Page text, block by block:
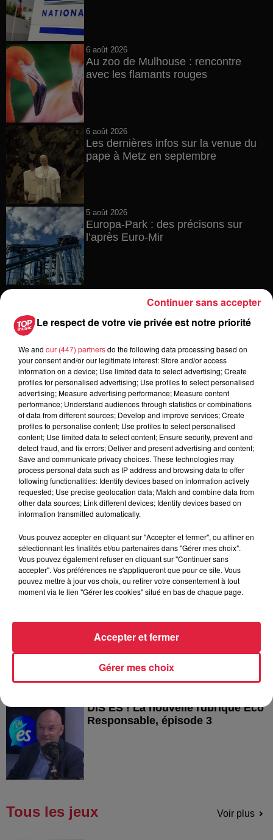
6 août 2026
Au zoo de Mulhouse : rencontre
avec les flamants rouges
6 août 2026
Les dernières infos sur la venue du
pape à Metz en septembre
5 août 2026
Europa-Park : des précisons sur
l’après Euro-Mir
Dans la même série
DIS ES - J'agis sur ma facture
DIS ÉS ! L’Espace client
DIS ÉS ! La rubrique Eco
Responsable - Coup de Pouce
Chauffage
DIS ÉS ! La rubrique Eco
Responsable, épisode 4
DIS ÉS ! La nouvelle rubrique Eco
Responsable, épisode 3
Tous les jeux Voir plus
Le respect de votre vie privée est notre priorité
We and our (447) partnersdo the following data processing based on
your consent and/or our legitimate interest: Store and/or access
information on a device; Use limited data to select advertising; Create
profiles for personalised advertising; Use profiles to select personalised
advertising; Measure advertising performance; Measure content
performance; Understand audiences through statistics or combinations
of data from different sources; Develop and improve services; Create
profiles to personalise content; Use profiles to select personalised
content; Use limited data to select content; Ensure security, prevent and
detect fraud, and fix errors; Deliver and present advertising and content;
Save and communicate privacy choices. These technologies may
process personal data such as IP address and browsing data to offer
following functionalities: Identify devices based on information actively
requested; Use precise geolocation data; Match and combine data from
other data sources; Link different devices; Identify devices based on
information transmitted automatically.
Vous pouvez accepter en cliquant sur "Accepter et fermer", ou affiner en
sélectionnant les finalités et/ou partenaires dans "Gérer mes choix".
Vous pouvez également refuser en cliquant sur "Continuer sans
accepter". Vos préférences ne s'appliqueront que pour ce site. Vous
pouvez mettre à jour vos choix, ou retirer votre consentement à tout
moment via le lien "Gérer les cookies" situé en bas de chaque page.
Gérer mes choix
Accepter et fermer
Continuer sans accepter